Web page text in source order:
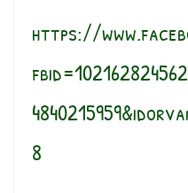
https://
8